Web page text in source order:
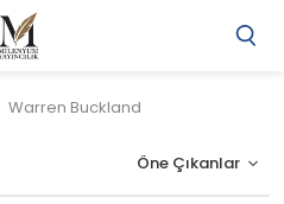
Warren Buckland